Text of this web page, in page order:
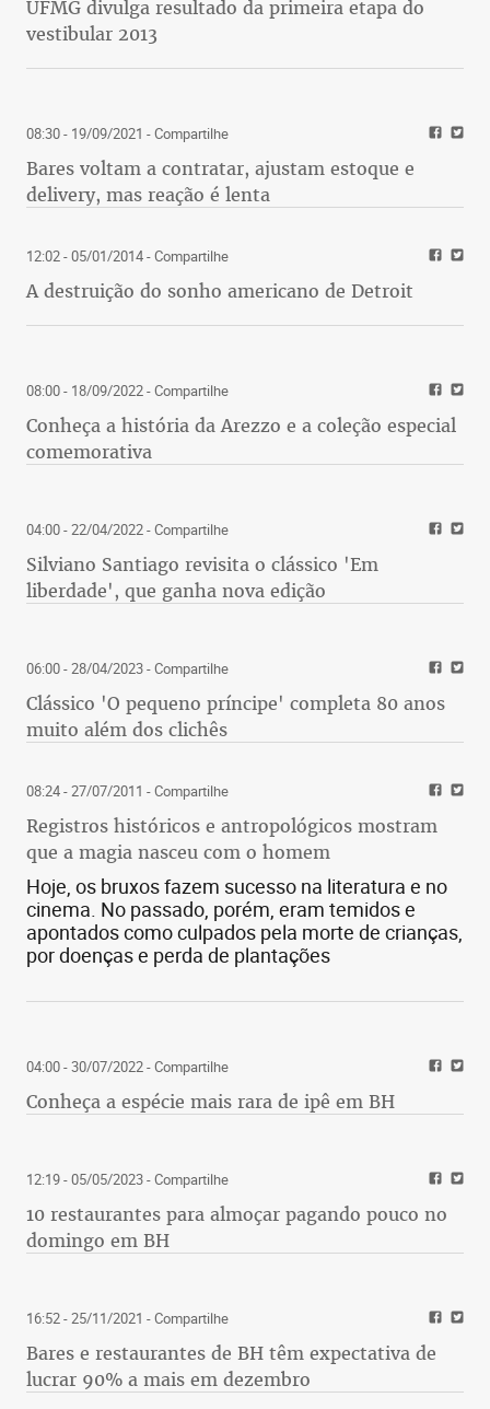
UFMG divulga resultado da primeira etapa do
vestibular 2013
08:30 - 19/09/2021- Compartilhe
Bares voltam a contratar, ajustam estoque e
A destruição do sonho americano de Detroit
08:00 - 18/09/2022 - Compartilhe
Conheça a história da Arezzo e a coleção especial